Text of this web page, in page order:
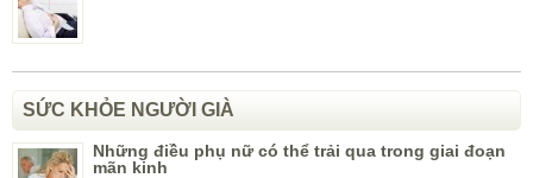
SỨC KHỎE NGƯỜI GIÀ
Những điều phụ nữ có thể trải qua trong giai đoạn
mãn kinh